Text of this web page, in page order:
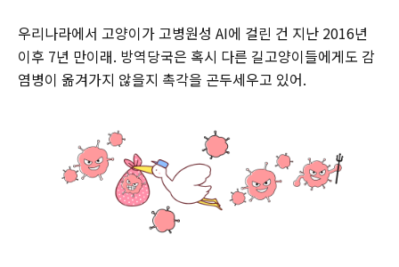
우리나라에서 고양이가 고병원성 AI에 걸린 건 지난 2016년
이후 7년 만이래. 방역당국은 혹시 다른 길고양이들에게도 감
염병이 옮겨가지 않을지 촉각을 곤두세우고 있어.